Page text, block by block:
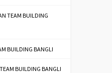
TEAM BUILDING
BUILDING BANGLI
BUILDING BANGLI